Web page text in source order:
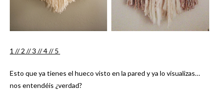
1 // 2 // 3 // 4 // 5
Esto que ya tienes el hueco visto en la pared y ya lo visualizas…
nos entendéis ¿verdad?